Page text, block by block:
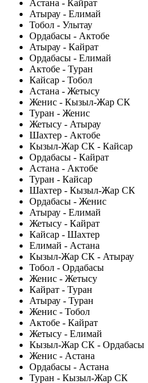
Астана - Кайрат
Атырау - Елимай
Тобол - Улытау
Ордабасы - Актобе
Атырау - Кайрат
Ордабасы - Елимай
Актобе - Туран
Кайсар - Тобол
Астана - Жетысу
Женис - Кызыл-Жар СК
Туран - Женис
Жетысу - Атырау
Шахтер - Актобе
Кызыл-Жар СК - Кайсар
Ордабасы - Кайрат
Астана - Актобе
Туран - Кайсар
Шахтер - Кызыл-Жар СК
Ордабасы - Женис
Атырау - Елимай
Жетысу - Кайрат
Кайсар - Шахтер
Елимай - Астана
Кызыл-Жар СК - Атырау
Тобол - Ордабасы
Женис - Жетысу
Кайрат - Туран
Атырау - Туран
Женис - Тобол
Актобе - Кайрат
Жетысу - Елимай
Кызыл-Жар СК - Ордабасы
Женис - Астана
Ордабасы - Астана
Туран - Кызыл-Жар СК